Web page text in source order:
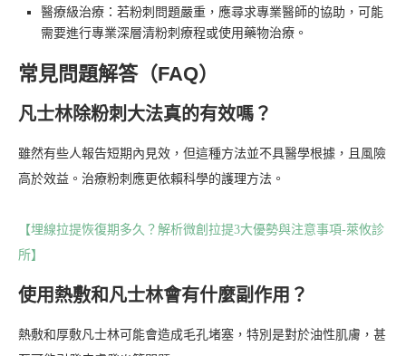
醫療級治療：若粉刺問題嚴重，應尋求專業醫師的協助，可能
需要進行專業深層清粉刺療程或使用藥物治療。
常見問題解答（FAQ）
凡士林除粉刺大法真的有效嗎？
雖然有些人報告短期內見效，但這種方法並不具醫學根據，且風險
高於效益。治療粉刺應更依賴科學的護理方法。
【埋線拉提恢復期多久？解析微創拉提3大優勢與注意事項-萊攸診
所】
使用熱敷和凡士林會有什麼副作用？
熱敷和厚敷凡士林可能會造成毛孔堵塞，特別是對於油性肌膚，甚